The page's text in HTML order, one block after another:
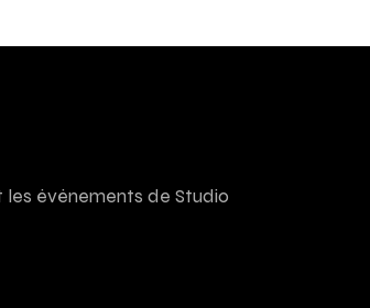
les événements de Studio